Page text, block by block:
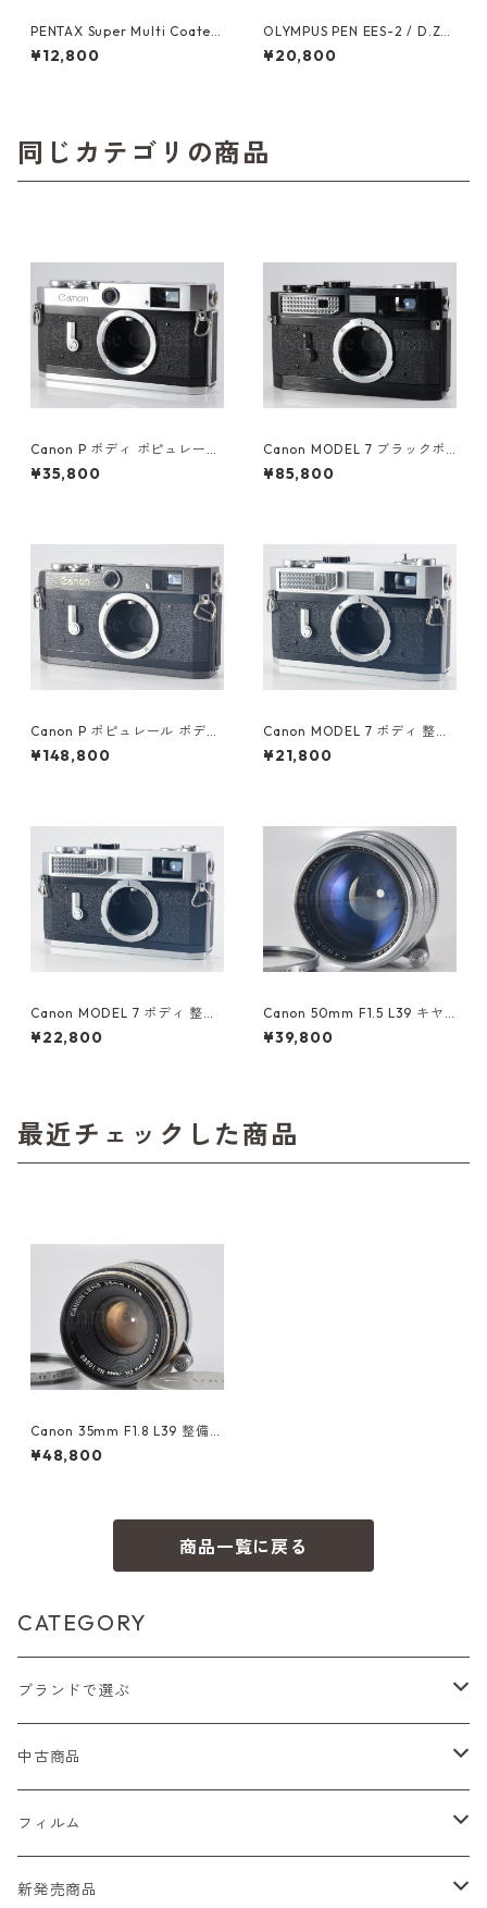
PENTAX Super Multi Coated
TAKUMAR 6×7 200mm F4
ペンタックス (61363)
¥12,800
OLYMPUS PEN EES-2 / D.Zui
ko 30mm F2.8 オーバーホー
ル済 オリンパス (60628)
¥20,800
同じカテゴリの商品
Canon P ボディ ポピュレール
整備済 キヤノン (60753)
¥35,800
Canon MODEL 7 ブラックボ
ディ 整備済 革ケース付 キヤノ
ン (55679)
¥85,800
Canon P ポピュレール ボディ
ハンマートーン 後塗り キヤノ
ン (60354)
¥148,800
Canon MODEL 7 ボディ 整備
済 キヤノン (60045)
¥21,800
Canon MODEL 7 ボディ 整備
済 キヤノン (60048)
¥22,800
Canon 50mm F1.5 L39 キヤ
ノン (60349)
¥39,800
最近チェックした商品
Canon 35mm F1.8 L39 整備済
キヤノン (53539)
¥48,800
商品一覧に戻る
CATEGORY
ブランドで選ぶ
Nikon（ニコン）
Sシリーズ
Fシリーズ（一桁＋F100）
Canon（キヤノン）
レンジファインダー（7、P）
PENTAX（ペンタックス）
中古商品
フィルムカメラ
一眼レフカメラ（マニュアルフォーカス）
デジタルカメラ
フィルム
レンズ付きフィルム
新発売商品